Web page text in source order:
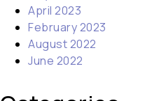
April 2023
February 2023
August 2022
June 2022